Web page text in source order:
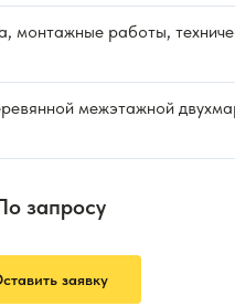
монтажные работы,
межэтажной
запросу
заявку